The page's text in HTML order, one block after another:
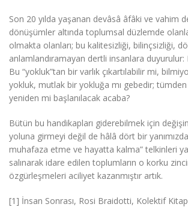
Son 20 yılda yaşanan devâsâ âfâki ve vahim
dönüşümler altında toplumsal düzlemde
olmakta olanları; bu kalitesizliği, bilinçsizliği,
anlamlandıramayan dertli insanlara
Bu “yokluk”tan bir varlık çıkartılabilir mi,
yokluk, mutlak bir yokluğa mı gebedir;
yeniden mi başlanılacak acaba?
Bütün bu handikapları giderebilmek için
yoluna girmeyi değil de hâlâ dört bir
muhafaza etme ve hayatta kalma” telkinleri
salınarak idare edilen toplumların o korku
özgürleşmeleri aciliyet kazanmıştır artık.
[1] İnsan Sonrası, Rosi Braidotti, Kolektif